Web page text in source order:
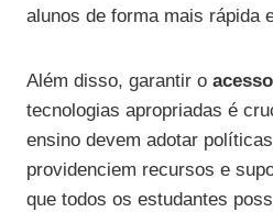
alunos de forma mais rápida
Além disso, garantir o
tecnologias apropriadas é
ensino devem adotar
providenciem recursos e
que todos os estudantes